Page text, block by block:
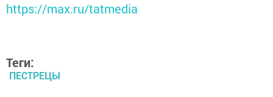
https://max.ru/tatmedia
Теги:
ПЕСТРЕЦЫ